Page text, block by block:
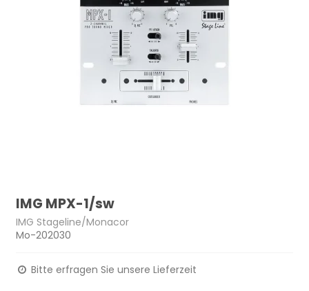
IMG MPX-1/sw
IMG Stageline/Monacor
Mo-202030
Bitte erfragen Sie unsere Lieferzeit